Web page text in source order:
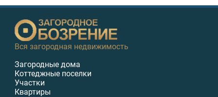
Вся загородная недвижимость
Загородные дома
Коттеджные поселки
Участки
Квартиры